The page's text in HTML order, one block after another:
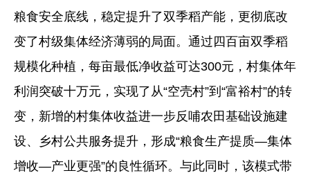
粮食安全底线，稳定提升了双季稻产能，更彻底改
变了村级集体经济薄弱的局面。通过四百亩双季稻
规模化种植，每亩最低净收益可达300元，村集体年
利润突破十万元，实现了从“空壳村”到“富裕村”的转
变，新增的村集体收益进一步反哺农田基础设施建
设、乡村公共服务提升，形成“粮食生产提质—集体
增收—产业更强”的良性循环。与此同时，该模式带